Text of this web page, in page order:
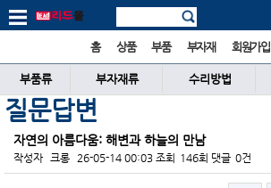
홈 상품 부품 부자재 회원가입
부품류 부자재류 수리방법
질문답변
자연의 아름다움: 해변과 하늘의 만남
작성자 크롱 26-05-14 00:03 조회 146회 댓글 0건